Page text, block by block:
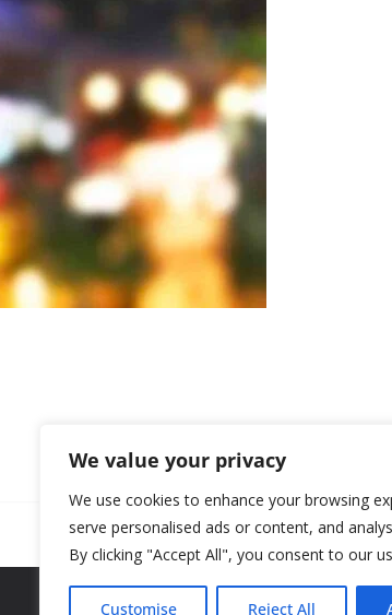
We value your privacy
We use cookies to enhance your browsing
serve personalised ads or content, and
By clicking "Accept All", you consent to our
Customise Reject All